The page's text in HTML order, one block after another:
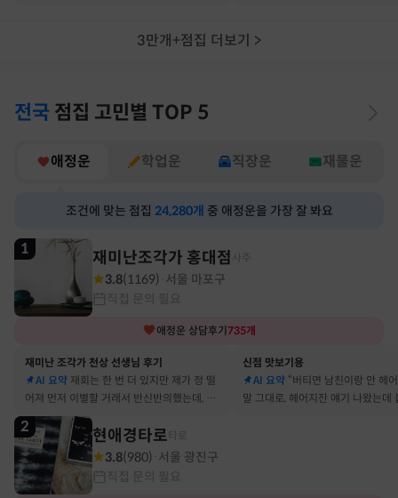
3만개+점집 더보기 >
전국 점집 고민별 TOP 5
애정운 학업운 직장운 재물운
조건에 맞는 점집 24,280개 중 애정운을 가장 잘 봐요
1 재미난조각가 홍대점
3.8(1169) 서울 마포구
애정운 상담후기 735개
재미난 조각가 천상 선생님 후기
AI 요약 재회는 한 번 더 있지만 제가 정 떨
어져 먼저 이별할 거래서 반신반의했는데, 정
말 재회 후 제가 먼저 헤어지자고 했어요
신점 맛보기용
AI 요약 “버티면 남친이랑 안 헤
말 그대로, 헤어지잔 얘기 나왔는데
2 현애경타로
3.8(980) 서울 광진구